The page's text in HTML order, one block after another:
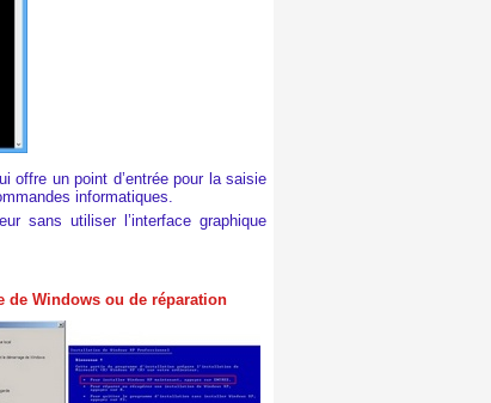
offre un point d’entrée pour la saisie
informatiques.
sans utiliser l’interface graphique
de Windows ou de réparation